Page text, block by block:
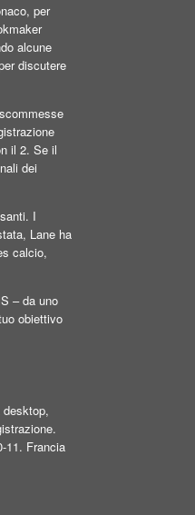
per
alcune
discutere
il 2. Se il
dei
I
Lane ha
calcio,
– da uno
obiettivo
11. Francia